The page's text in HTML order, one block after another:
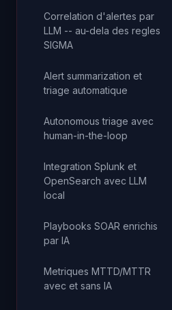
Correlation d'alertes par
LLM -- au-dela des regles
SIGMA
Alert summarization et
triage automatique
Autonomous triage avec
human-in-the-loop
Integration Splunk et
OpenSearch avec LLM
local
Playbooks SOAR enrichis
par IA
Metriques MTTD/MTTR
avec et sans IA